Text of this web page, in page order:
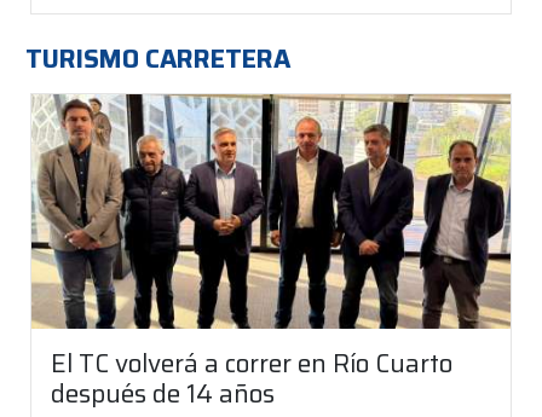
TURISMO CARRETERA
El TC volverá a correr en Río Cuarto
después de 14 años